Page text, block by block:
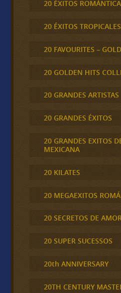
20 ÉXITOS
20 ÉXITOS TROPICALES
20 FAVOURITES –
20 GOLDEN HITS
20 GRANDES ARTISTAS
20 GRANDES ÉXITOS
20 GRANDES EXITOS
MEXICANA
20 KILATES
20 MEGAEXITOS
20 SECRETOS DE
20 SUPER SUCESSOS
20th ANNIVERSARY
20TH CENTURY